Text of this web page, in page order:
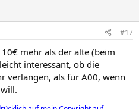
#17
mehr als der alte (beim
interessant, ob die
verlangen, als für A00, wenn